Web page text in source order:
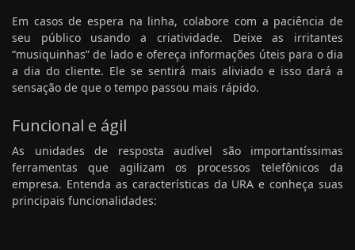
Em casos de espera na linha, colabore com a paciência de
seu público usando a criatividade. Deixe as irritantes
“musiquinhas” de lado e ofereça informações úteis para o dia
a dia do cliente. Ele se sentirá mais aliviado e isso dará a
sensação de que o tempo passou mais rápido.
Funcional e ágil
As unidades de resposta audível são importantíssimas
ferramentas que agilizam os processos telefônicos da
empresa. Entenda as características da URA e conheça suas
principais funcionalidades: